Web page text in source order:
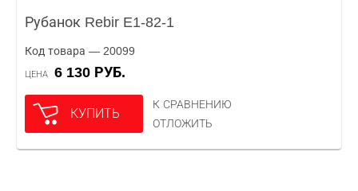
Рубанок Rebir E1-82-1
Код товара — 20099
ЦЕНА 6 130 РУБ.
КУПИТЬ
К СРАВНЕНИЮ
ОТЛОЖИТЬ